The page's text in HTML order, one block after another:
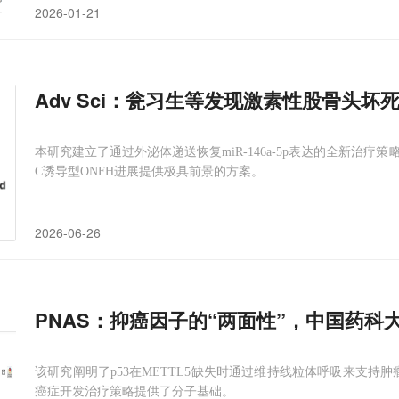
2026-01-21
Adv Sci：瓮习生等发现激素性股骨头坏
本研究建立了通过外泌体递送恢复miR-146a-5p表达的全新治疗
C诱导型ONFH进展提供极具前景的方案。
2026-06-26
PNAS：抑癌因子的“两面性”，中国药科
该研究阐明了p53在METTL5缺失时通过维持线粒体呼吸来支持
癌症开发治疗策略提供了分子基础。